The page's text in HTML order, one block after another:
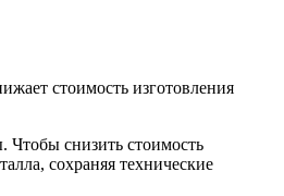
стоимость изготовления
Чтобы снизить стоимость
сохраняя технические